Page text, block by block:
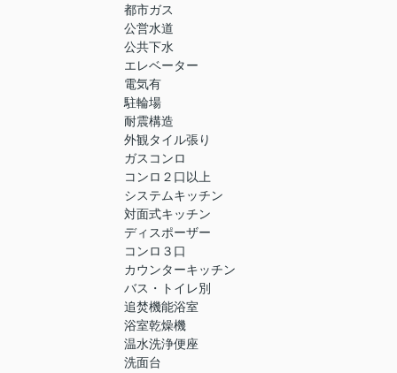
都市ガス
公営水道
公共下水
エレベーター
電気有
駐輪場
耐震構造
外観タイル張り
ガスコンロ
コンロ２口以上
システムキッチン
対面式キッチン
ディスポーザー
コンロ３口
カウンターキッチン
バス・トイレ別
追焚機能浴室
浴室乾燥機
温水洗浄便座
洗面台